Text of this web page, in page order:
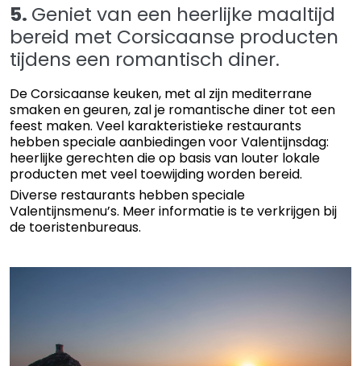
5. Geniet van een heerlijke maaltijd
bereid met Corsicaanse producten
tijdens een romantisch diner.
De Corsicaanse keuken, met al zijn mediterrane
smaken en geuren, zal je romantische diner tot een
feest maken. Veel karakteristieke restaurants
hebben speciale aanbiedingen voor Valentijnsdag:
heerlijke gerechten die op basis van louter lokale
producten met veel toewijding worden bereid.
Diverse restaurants hebben speciale
Valentijnsmenu’s. Meer informatie is te verkrijgen bij
de toeristenbureaus.